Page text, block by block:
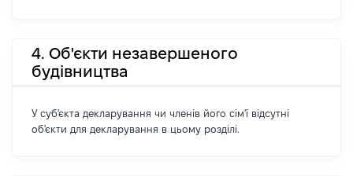
4. Об'єкти незавершеного
будівництва
У суб'єкта декларування чи членів його сім'ї відсутні
об'єкти для декларування в цьому розділі.